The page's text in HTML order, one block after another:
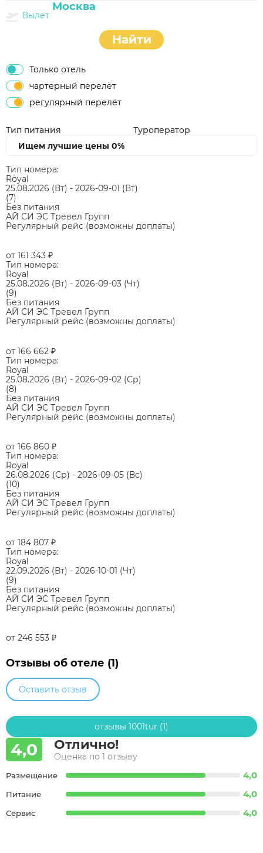
Вылет
Найти
Только отель
чартерный перелёт
регулярный перелёт
Тип питания
Туроператор
Ищем лучшие цены 0%
Тип номера:
Royal
25.08.2026 (Вт) - 2026-09-01 (Вт)
(7)
Без питания
АЙ СИ ЭС Тревел Групп
Регулярный рейс (возможны доплаты)
от 161 343 ₽
Тип номера:
Royal
25.08.2026 (Вт) - 2026-09-03 (Чт)
(9)
Без питания
АЙ СИ ЭС Тревел Групп
Регулярный рейс (возможны доплаты)
от 166 662 ₽
Тип номера:
Royal
25.08.2026 (Вт) - 2026-09-02 (Ср)
(8)
Без питания
АЙ СИ ЭС Тревел Групп
Регулярный рейс (возможны доплаты)
от 166 860 ₽
Тип номера:
Royal
26.08.2026 (Ср) - 2026-09-05 (Вс)
(10)
Без питания
АЙ СИ ЭС Тревел Групп
Регулярный рейс (возможны доплаты)
от 184 807 ₽
Тип номера:
Royal
22.09.2026 (Вт) - 2026-10-01 (Чт)
(9)
Без питания
АЙ СИ ЭС Тревел Групп
Регулярный рейс (возможны доплаты)
от 246 553 ₽
Отзывы об отеле (1)
Оставить отзыв
отзывы 1001tur (1)
4,0 Отлично!
Оценка по 1 отзыву
Размещение 4,0
Питание 4,0
Сервис 4,0